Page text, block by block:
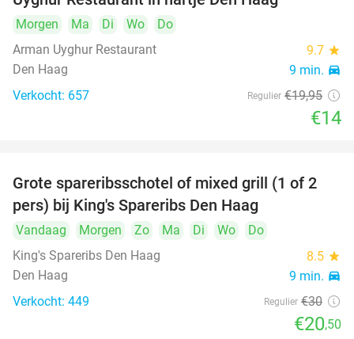
Morgen Ma Di Wo
Do
Arman Uyghur Restaurant
9.7 star
Den Haag 9 min. directions_car
Verkocht: 657 Regulier €19,95
€14
32%
Grote spareribsschotel of mixed grill (1 of 2
pers) bij King's Spareribs Den Haag
Vandaag Morgen Zo Ma Di Wo
Do
King's Spareribs Den Haag
8.5 star
Den Haag 9 min. directions_car
Verkocht: 449 Regulier €30
€20,50